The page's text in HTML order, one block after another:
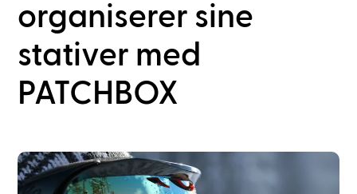
organiserer sine
stativer med
PATCHBOX